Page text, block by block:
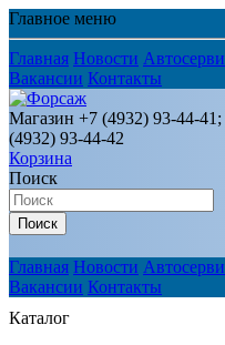
Главное меню
Главная Новости
Вакансии Контакты
Магазин +7 (4932) 93-44-
(4932) 93-44-42
Корзина
Поиск
Поиск
Главная Новости
Вакансии Контакты
Каталог